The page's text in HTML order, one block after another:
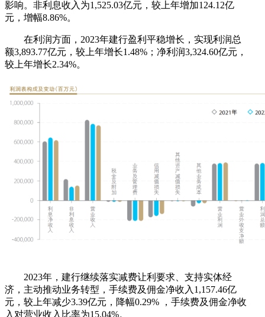
影响。非利息收入为1,525.03亿元，较上年增加124.12亿
元，增幅8.86%。
在利润方面，2023年建行盈利平稳增长，实现利润总
额3,893.77亿元，较上年增长1.48%；净利润3,324.60亿元，
较上年增长2.34%。
2023年，建行继续落实减费让利要求、支持实体经
济，主动推动业务转型，手续费及佣金净收入1,157.46亿
元，较上年减少3.39亿元，降幅0.29% ，手续费及佣金净收
入对营业收入比率为15.04%。